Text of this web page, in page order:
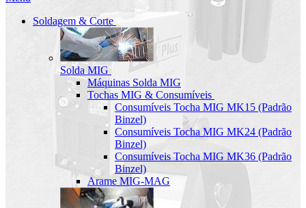
Soldagem & Corte
Solda MIG
Máquinas Solda MIG
Tochas MIG & Consumíveis
Consumíveis Tocha MIG MK15 (Padrão
Binzel)
Consumíveis Tocha MIG MK24 (Padrão
Binzel)
Consumíveis Tocha MIG MK36 (Padrão
Binzel)
Arame MIG-MAG